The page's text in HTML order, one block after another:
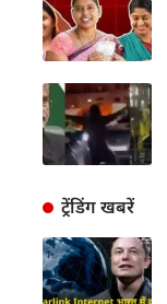
ट्रेंडिंग खबरें